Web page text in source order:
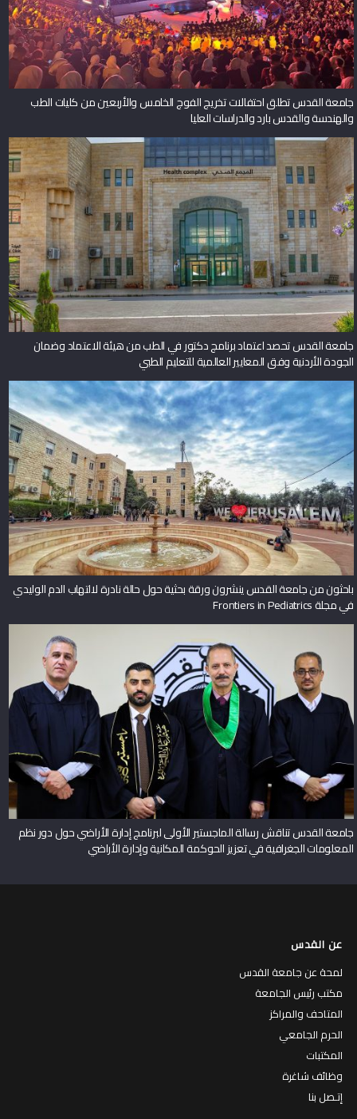
جامعة القدس تطلق احتفالات تخريج الفوج الخامس والأربعين من كليات الطب
والهندسة والقدس بارد والدراسات العليا
جامعة القدس تحصد اعتماد برنامج دكتور في الطب من هيئة الاعتماد وضمان
الجودة الأردنية وفق المعايير العالمية للتعليم الطبي
باحثون من جامعة القدس ينشرون ورقة بحثية حول حالة نادرة لالتهاب الدم الوليدي
في مجلة Frontiers in Pediatrics
جامعة القدس تناقش رسالة الماجستير الأولى لبرنامج إدارة الأراضي حول دور نظم
المعلومات الجغرافية في تعزيز الحوكمة المكانية وإدارة الأراضي
عن القدس
لمحة عن جامعة القدس
مكتب رئيس الجامعة
المتاحف والمراكز
الحرم الجامعي
المكتبات
وظائف شاغرة
إتـصل بنا